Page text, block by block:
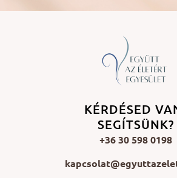
KÉRDÉSED
SEGÍTSÜNK?
+36 30 598 0198